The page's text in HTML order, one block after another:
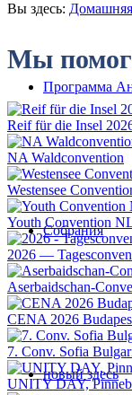
Программа
Собрания
новый здесь
Вы здесь:
Мы
Reif für die Insel
NA Waldconvention
Westensee
Youth Convention
2026 —
Aserbaidschan-
CENA 2026
7. Conv. Sofia
UNITY DAY,